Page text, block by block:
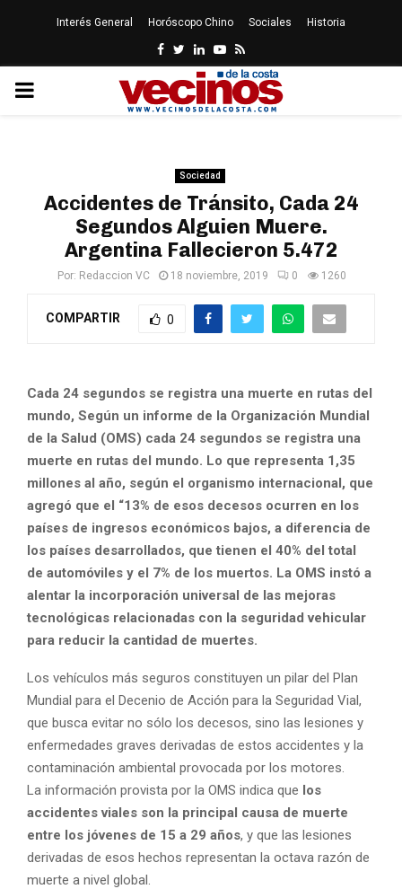
Interés General Horóscopo Chino Sociales Historia
Facebook
Twitter
LinkedinYoutube
Rss
PRIMARY
Sociedad
Accidentes de Tránsito, Cada 24
Segundos Alguien Muere.
Argentina Fallecieron 5.472
Por: Redaccion VC 18 noviembre, 2019 0 1260
COMPARTIR 0
Cada 24 segundos se registra una muerte en rutas del
mundo, Según un informe de la Organización Mundial
de la Salud (OMS) cada 24 segundos se registra una
muerte en rutas del mundo. Lo que representa 1,35
millones al año, según el organismo internacional, que
agregó que el “13% de esos decesos ocurren en los
países de ingresos económicos bajos, a diferencia de
los países desarrollados, que tienen el 40% del total
de automóviles y el 7% de los muertos. La OMS instó a
alentar la incorporación universal de las mejoras
tecnológicas relacionadas con la seguridad vehicular
para reducir la cantidad de muertes.
Los vehículos más seguros constituyen un pilar del Plan
Mundial para el Decenio de Acción para la Seguridad Vial,
que busca evitar no sólo los decesos, sino las lesiones y
enfermedades graves derivadas de estos accidentes y la
contaminación ambiental provocada por los motores.
La información provista por la OMS indica que los
accidentes viales son la principal causa de muerte
entre los jóvenes de 15 a 29 años, y que las lesiones
derivadas de esos hechos representan la octava razón de
muerte a nivel global.